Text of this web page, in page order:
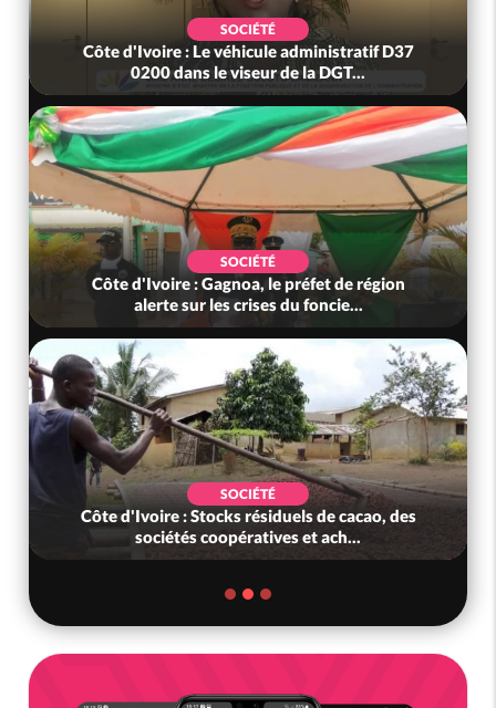
POLITIQUE
Côte d'Ivoire : Diplomatie, Abidjan consolide
ses partenariats avec New Del...
SOCIÉTÉ
Côte d'Ivoire : Concours CAFOP 2026, les
résultats d'admissibilité (1er tou...
ECONOMIE
Côte d'Ivoire : Face au nouvvel ordre mondial,
l'Afrique cherche les clés d...